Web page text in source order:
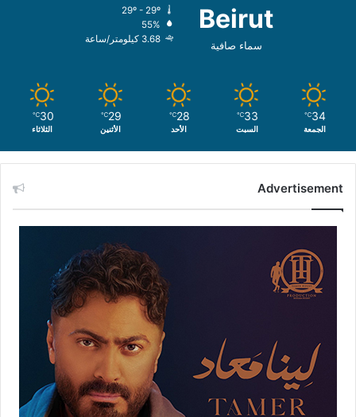
Beirut
سماء صافية
55%
3.68 كيلومتر/ساعة
34
℃
الجمعة
33
℃
السبت
28
℃
الأحد
29
℃
الأثنين
30
℃
الثلاثاء
Advertisement